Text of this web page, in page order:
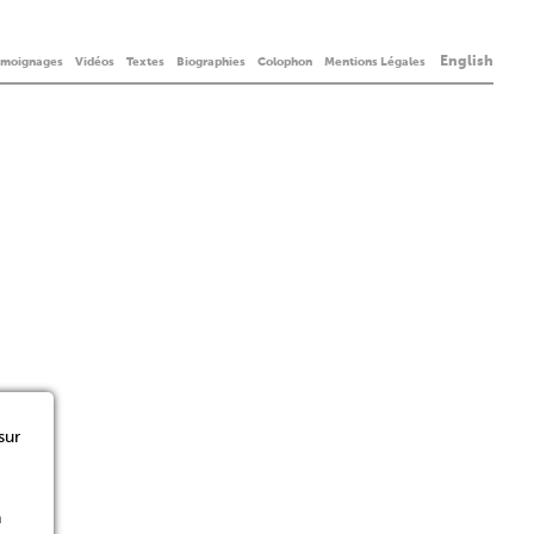
Vidéos Textes Biographies Colophon Mentions Légales English